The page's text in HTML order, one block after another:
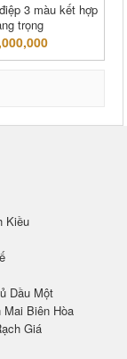
3 màu kết hợp
trọng
Kiều
Dầu Một
Mai Biên Hòa
Giá